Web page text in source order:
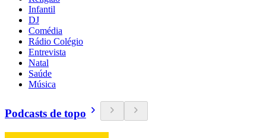
Infantil
DJ
Comédia
Rádio Colégio
Entrevista
Natal
Saúde
Música
Podcasts de topo